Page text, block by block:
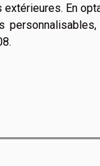
extérieures. En